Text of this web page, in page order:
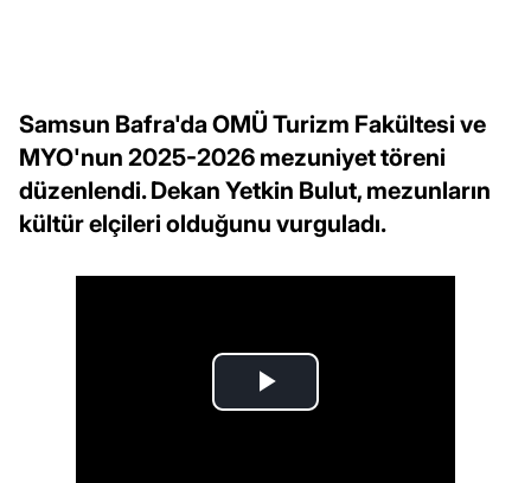
Samsun Bafra'da OMÜ Turizm Fakültesi ve
MYO'nun 2025-2026 mezuniyet töreni
düzenlendi. Dekan Yetkin Bulut, mezunların
kültür elçileri olduğunu vurguladı.